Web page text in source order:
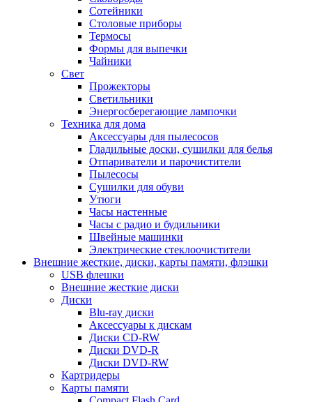
Сотейники
Столовые приборы
Термосы
Формы для выпечки
Чайники
Свет
Прожекторы
Светильники
Энергосберегающие лампочки
Техника для дома
Аксессуары для пылесосов
Гладильные доски, сушилки для белья
Отпариватели и парочистители
Пылесосы
Сушилки для обуви
Утюги
Часы настенные
Часы с радио и будильники
Швейные машинки
Электрические стеклоочистители
Внешние жесткие, диски, карты памяти, флэшки
USB флешки
Внешние жесткие диски
Диски
Blu-ray диски
Аксессуары к дискам
Диски CD-RW
Диски DVD-R
Диски DVD-RW
Картридеры
Карты памяти